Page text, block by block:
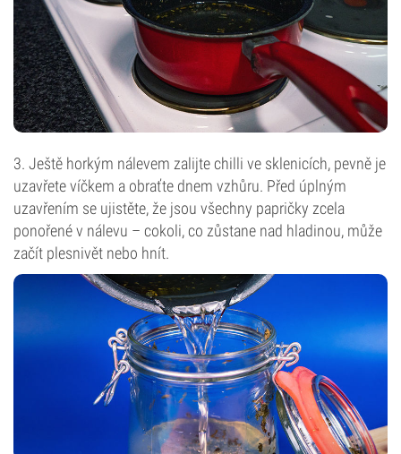
3. Ještě horkým nálevem zalijte chilli ve sklenicích, pevně je
uzavřete víčkem a obraťte dnem vzhůru. Před úplným
uzavřením se ujistěte, že jsou všechny papričky zcela
ponořené v nálevu – cokoli, co zůstane nad hladinou, může
začít plesnivět nebo hnít.